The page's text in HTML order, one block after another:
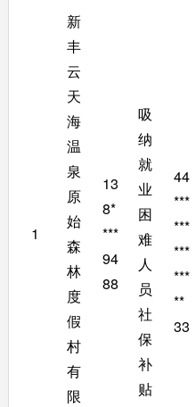
1
新
丰
云
天
海
温
泉
原
始
森
林
度
假
村
有
限
13
8*
***
94
88
吸
纳
就
业
困
难
人
员
社
保
补
贴
44
***
***
***
***
**
33